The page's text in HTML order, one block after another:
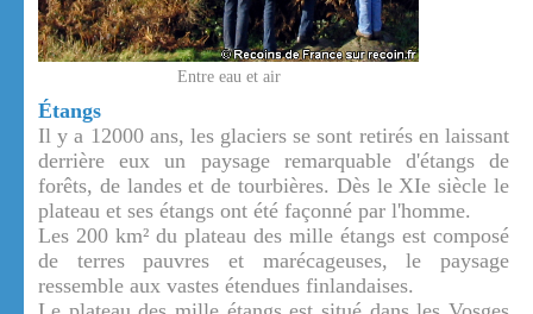
Entre eau et air
Étangs
Il y a 12000 ans, les glaciers se sont retirés en laissant
derrière eux un paysage remarquable d'étangs de
forêts, de landes et de tourbières. Dès le XIe siècle le
plateau et ses étangs ont été façonné par l'homme.
Les 200 km² du plateau des mille étangs est composé
de terres pauvres et marécageuses, le paysage
ressemble aux vastes étendues finlandaises.